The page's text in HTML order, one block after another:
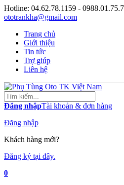
Hotline: 04.62.78.1159 -
ototrankha@gmail.com
Trang chủ
Giới thiệu
Tin tức
Trợ giúp
Liên hệ
Đăng nhậpTài khoản & đơn hàng
Đăng nhập
Khách hàng mới?
Đăng ký tại đây.
0